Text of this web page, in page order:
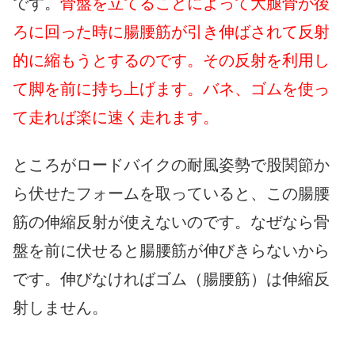
ろに回った時に腸腰筋が引き伸ばされて反射
的に縮もうとするのです。その反射を利用し
て脚を前に持ち上げます。バネ、ゴムを使っ
て走れば楽に速く走れます。
ところがロードバイクの耐風姿勢で股関節か
ら伏せたフォームを取っていると、この腸腰
筋の伸縮反射が使えないのです。なぜなら骨
盤を前に伏せると腸腰筋が伸びきらないから
です。伸びなければゴム（腸腰筋）は伸縮反
射しません。